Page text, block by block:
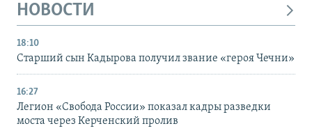
НОВОСТИ
18:10
Старший сын Кадырова получил звание «героя Чечни»
16:27
Легион «Свобода России» показал кадры разведки
моста через Керченский пролив